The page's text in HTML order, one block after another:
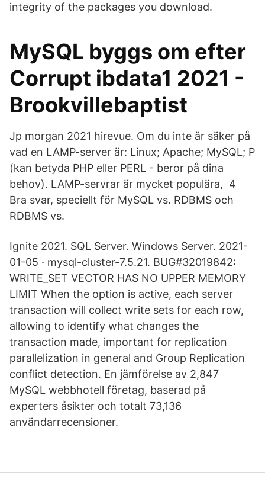
integrity of the packages you download.
MySQL byggs om efter
Corrupt ibdata1 2021 -
Brookvillebaptist
Jp morgan 2021 hirevue. Om du inte är säker på
vad en LAMP-server är: Linux; Apache; MySQL; P
(kan betyda PHP eller PERL - beror på dina
behov). LAMP-servrar är mycket populära, 4
Bra svar, speciellt för MySQL vs. RDBMS och
RDBMS vs.
Ignite 2021. SQL Server. Windows Server. 2021-
01-05 · mysql-cluster-7.5.21. BUG#32019842:
WRITE_SET VECTOR HAS NO UPPER MEMORY
LIMIT When the option is active, each server
transaction will collect write sets for each row,
allowing to identify what changes the
transaction made, important for replication
parallelization in general and Group Replication
conflict detection. En jämförelse av 2,847
MySQL webbhotell företag, baserad på
experters åsikter och totalt 73,136
användarrecensioner.